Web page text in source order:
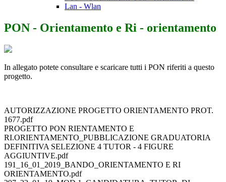
Lan - Wlan
PON - Orientamento e Ri - orientamento
In allegato potete consultare e scaricare tutti i PON riferiti a questo
progetto.
AUTORIZZAZIONE PROGETTO ORIENTAMENTO PROT.
1677.pdf
PROGETTO PON RIENTAMENTO E
RI.ORIENTAMENTO_PUBBLICAZIONE GRADUATORIA
DEFINITIVA SELEZIONE 4 TUTOR - 4 FIGURE
AGGIUNTIVE.pdf
191_16_01_2019_BANDO_ORIENTAMENTO E RI
ORIENTAMENTO.pdf